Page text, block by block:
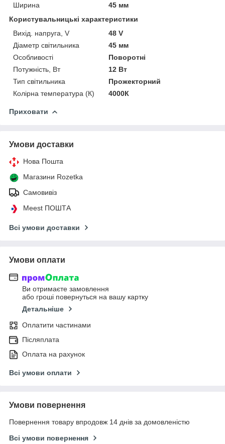
Ширина
45 мм
Користувальницькі характеристики
Вихід. напруга, V
48 V
Діаметр світильника
45 мм
Особливості
Поворотні
Потужність, Вт
12 Вт
Тип світильника
Прожекторний
Колірна температура (К)
4000К
Приховати
Умови доставки
Нова Пошта
Магазини Rozetka
Самовивіз
Meest ПОШТА
Всі умови доставки
Умови оплати
Ви отримаєте замовлення
або гроші повернуться на вашу картку
Детальніше
Оплатити частинами
Післяплата
Оплата на рахунок
Всі умови оплати
Умови повернення
Повернення товару впродовж 14 днів за домовленістю
Всі умови повернення